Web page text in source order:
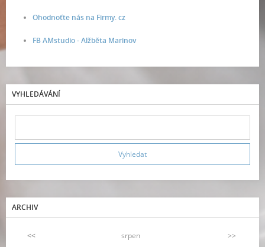
Ohodnoťte nás na Firmy. cz
FB AMstudio - Alžběta Marinov
VYHLEDÁVÁNÍ
ARCHIV
<< srpen
>>